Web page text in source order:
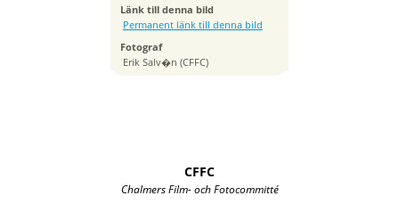
Länk till denna bild
Permanent länk till denna bild
Fotograf
Erik Salv�n (CFFC)
ISO
250
Brännvidd
110 mm
CFFC
Chalmers Film- och Fotocommitté